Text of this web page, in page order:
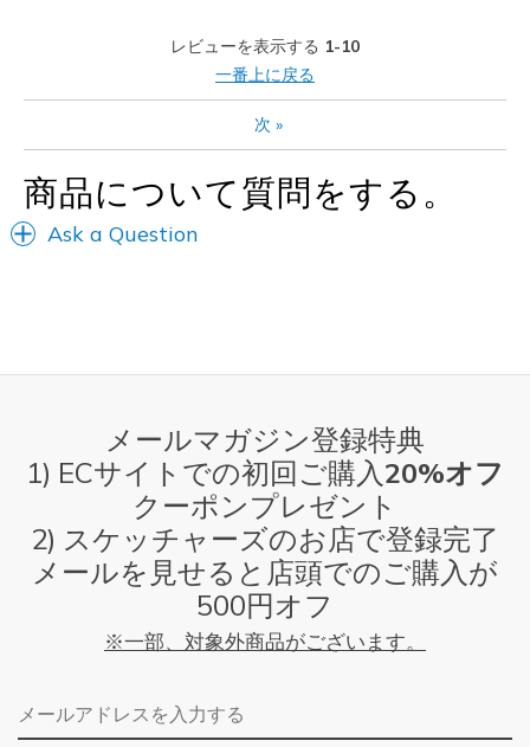
商品が期待と異なったレビュー
以下に最適
レビューを表示する 1-10
一番上に戻る
次 »
商品について質問をする。
Ask a Question
メールマガジン登録特典
1) ECサイトでの初回ご購入 20%オフ
クーポンプレゼント
2) スケッチャーズのお店で登録完了
メールを見せると店頭でのご購入が
500円オフ
※一部、対象外商品がございます。
メールアドレス